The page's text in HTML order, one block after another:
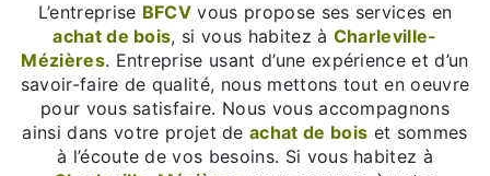
L’entreprise BFCV vous propose ses services en
achat de bois, si vous habitez à Charleville-
Mézières. Entreprise usant d’une expérience et d’un
savoir-faire de qualité, nous mettons tout en oeuvre
pour vous satisfaire. Nous vous accompagnons
ainsi dans votre projet deachat de bois et sommes
à l’écoute de vos besoins. Si vous habitez à